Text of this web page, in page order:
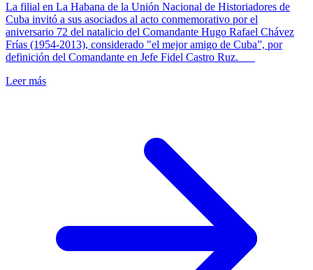
La filial en La Habana de la Unión Nacional de Historiadores de
Cuba invitó a sus asociados al acto conmemorativo por el
aniversario 72 del natalicio del Comandante Hugo Rafael Chávez
Frías (1954-2013), considerado "el mejor amigo de Cuba”, por
definición del Comandante en Jefe Fidel Castro Ruz.
Leer más